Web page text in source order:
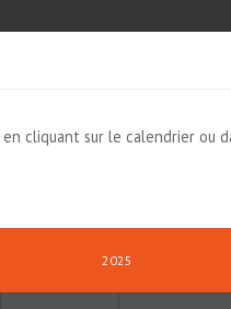
en cliquant sur le calendrier ou
2025